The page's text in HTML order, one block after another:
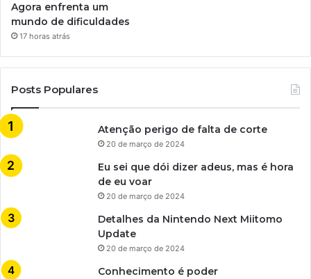
Agora enfrenta um
mundo de dificuldades
17 horas atrás
Posts Populares
Atenção perigo de falta de corte
20 de março de 2024
Eu sei que dói dizer adeus, mas é hora
de eu voar
20 de março de 2024
Detalhes da Nintendo Next Miitomo
Update
20 de março de 2024
Conhecimento é poder